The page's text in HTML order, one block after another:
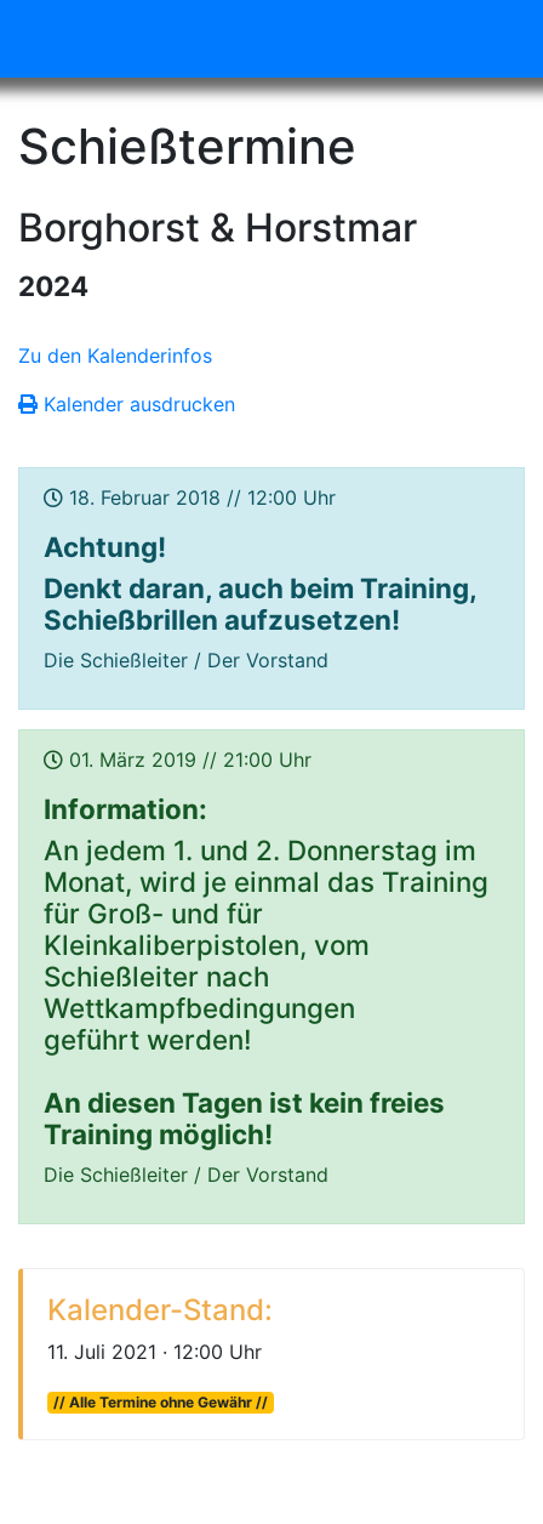
Schießtermine
Borghorst & Horstmar
2024
Zu den Kalenderinfos
Kalender ausdrucken
18. Februar 2018 // 12:00 Uhr
Achtung!
Denkt daran, auch beim Training,
Schießbrillen aufzusetzen!
Die Schießleiter / Der Vorstand
01. März 2019 // 21:00 Uhr
Information:
An jedem 1. und 2. Donnerstag im
Monat, wird je einmal das Training
für Groß- und für
Kleinkaliberpistolen, vom
Schießleiter nach
Wettkampfbedingungen
geführt werden!
An diesen Tagen ist kein freies
Training möglich!
Die Schießleiter / Der Vorstand
Kalender-Stand:
11. Juli 2021 · 12:00 Uhr
// Alle Termine ohne Gewähr //